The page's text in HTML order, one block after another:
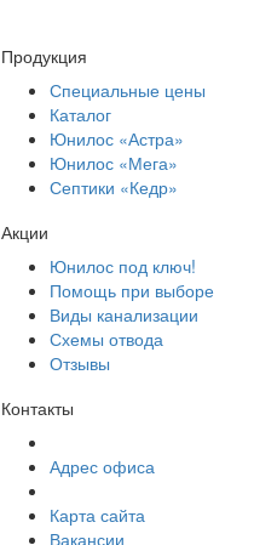
Продукция
Специальные цены
Каталог
Юнилос «Астра»
Юнилос «Мега»
Септики «Кедр»
Акции
Юнилос под ключ!
Помощь при выборе
Виды канализации
Схемы отвода
Отзывы
Контакты
Адрес офиса
Карта сайта
Вакансии